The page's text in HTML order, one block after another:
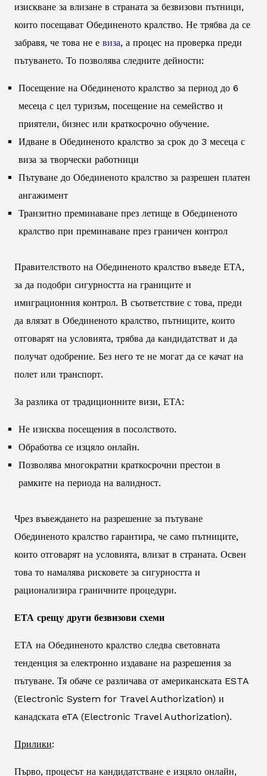
изискване за влизане в страната за безвизови пътници,
които посещават Обединеното кралство. Не трябва да се
забравя, че това не е виза, а процес на проверка преди
пътуването. То позволява следните дейности:
Посещение на Обединеното кралство за период до 6
месеца с цел туризъм, посещение на семейство и
приятели, бизнес или краткосрочно обучение.
Идване в Обединеното кралство за срок до 3 месеца с
виза за творчески работници
Пътуване до Обединеното кралство за разрешен платен
ангажимент
Транзитно преминаване през летище в Обединеното
кралство при преминаване през граничен контрол
Правителството на Обединеното кралство въведе ЕТА,
за да подобри сигурността на границите и
имиграционния контрол. В съответствие с това, преди
да влязат в Обединеното кралство, пътниците, които
отговарят на условията, трябва да кандидатстват и да
получат одобрение. Без него те не могат да се качат на
полет или транспорт.
За разлика от традиционните визи, ЕТА:
Не изисква посещения в посолството.
Обработва се изцяло онлайн.
Позволява многократни краткосрочни престои в
рамките на периода на валидност.
Чрез въвеждането на разрешение за пътуване
Обединеното кралство гарантира, че само пътниците,
които отговарят на условията, влизат в страната. Освен
това то намалява рисковете за сигурността и
рационализира граничните процедури.
ЕТА срещу други безвизови схеми
ЕТА на Обединеното кралство следва световната
тенденция за електронно издаване на разрешения за
пътуване. Тя обаче се различава от американската ESTA
(Electronic System for Travel Authorization) и
канадската eTA (Electronic Travel Authorization).
Прилики:
Първо, процесът на кандидатстване е изцяло онлайн,